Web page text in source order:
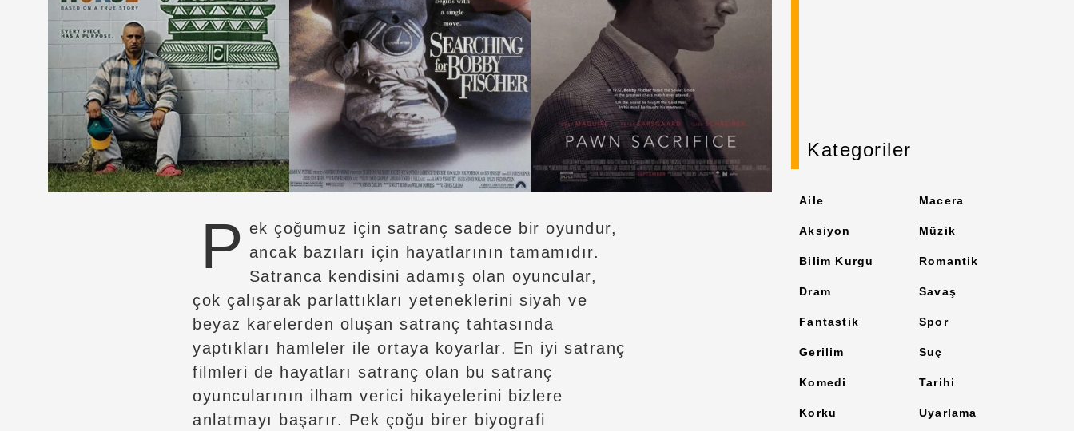
P ek çoğumuz için satranç sadece bir oyundur,
ancak bazıları için hayatlarının tamamıdır.
Satranca kendisini adamış olan oyuncular,
çok çalışarak parlattıkları yeteneklerini siyah ve
beyaz karelerden oluşan satranç tahtasında
yaptıkları hamleler ile ortaya koyarlar. En iyi satranç
filmleri de hayatları satranç olan bu satranç
oyuncularının ilham verici hikayelerini bizlere
anlatmayı başarır. Pek çoğu birer biyografi
Kategoriler
Aile
Aksiyon
Bilim Kurgu
Dram
Fantastik
Gerilim
Komedi
Korku
Macera
Müzik
Romantik
Savaş
Spor
Suç
Tarihi
Uyarlama